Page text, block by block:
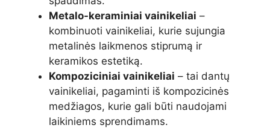
Metalo-keraminiai vainikeliai –
kombinuoti vainikeliai, kurie sujungia
metalinės laikmenos stiprumą ir
keramikos estetiką.
Kompoziciniai vainikeliai – tai dantų
vainikeliai, pagaminti iš kompozicinės
medžiagos, kurie gali būti naudojami
laikiniems sprendimams.